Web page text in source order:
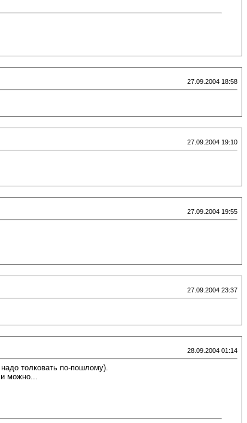
27.09.2004 18:58
27.09.2004 19:10
27.09.2004 19:55
27.09.2004 23:37
28.09.2004 01:14
толковать по-пошлому).
можно...